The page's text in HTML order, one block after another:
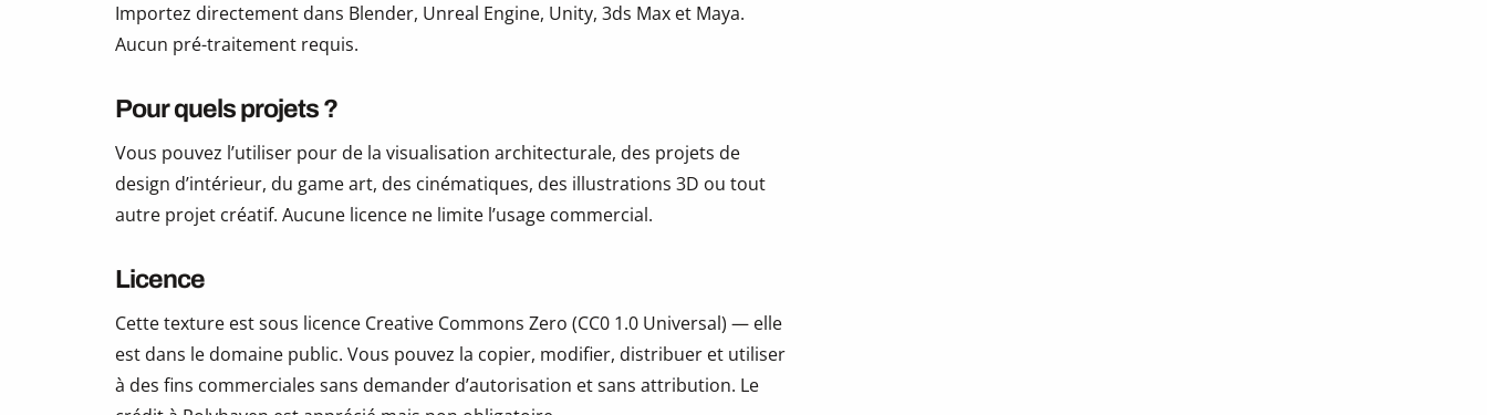
Importez directement dans Blender, Unreal Engine, Unity, 3ds Max et Maya.
Aucun pré-traitement requis.
Pour quels projets ?
Vous pouvez l’utiliser pour de la visualisation architecturale, des projets de
design d’intérieur, du game art, des cinématiques, des illustrations 3D ou tout
autre projet créatif. Aucune licence ne limite l’usage commercial.
Licence
Cette texture est sous licence Creative Commons Zero (CC0 1.0 Universal) — elle
est dans le domaine public. Vous pouvez la copier, modifier, distribuer et utiliser
à des fins commerciales sans demander d’autorisation et sans attribution. Le